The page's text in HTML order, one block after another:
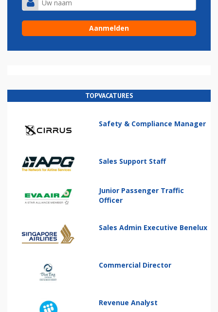
TOPVACATURES
Safety & Compliance Manager
Sales Support Staff
Junior Passenger Traffic
Officer
Sales Admin Executive Benelux
Commercial Director
Revenue Analyst